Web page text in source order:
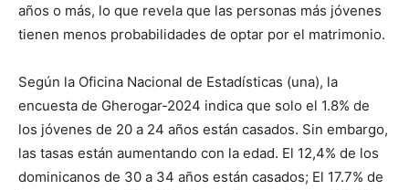
años o más, lo que revela que las personas más jóvenes
tienen menos probabilidades de optar por el matrimonio.
Según la Oficina Nacional de Estadísticas (una), la
encuesta de Gherogar-2024 indica que solo el 1.8% de
los jóvenes de 20 a 24 años están casados. Sin embargo,
las tasas están aumentando con la edad. El 12,4% de los
dominicanos de 30 a 34 años están casados; El 17.7% de